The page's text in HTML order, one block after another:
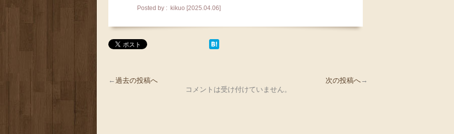
Posted by : kikuo [2025.04.06]
←過去の投稿へ 次の投稿へ→
コメントは受け付けていません。